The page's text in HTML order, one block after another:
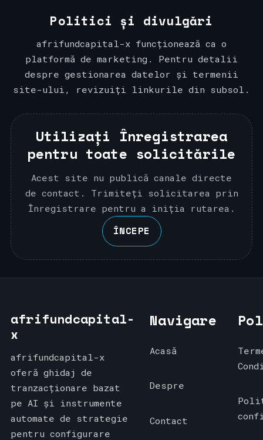
Politici și divulgări
afrifundcapital-x funcționează ca o
platformă de marketing. Pentru detalii
despre gestionarea datelor și termenii
site-ului, revizuiți linkurile din subsol.
Utilizați Înregistrarea
pentru toate solicitările
Acest site nu publică canale directe
de contact. Trimiteți solicitarea prin
Înregistrare pentru a iniția rutarea.
ÎNCEPE
afrifundcapital-
x
afrifundcapital-x
oferă ghidaj de
tranzacționare bazat
pe AI și instrumente
automate de strategie
pentru configurare
Navigare
Acasă
Despre
Contact